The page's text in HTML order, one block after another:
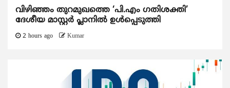
വിഴിഞ്ഞം തുറമുഖത്തെ ‘പി.എം ഗതിശക്തി’
ദേശീയ മാസ്റ്റർ പ്ലാനിൽ ഉൾപ്പെടുത്തി
2 hours ago Kumar